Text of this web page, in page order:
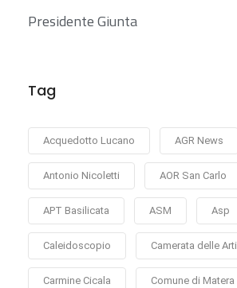
Presidente Giunta
Tag
Acquedotto Lucano AGR News
Antonio Nicoletti AOR San Carlo
APT Basilicata ASM Asp
Caleidoscopio Camerata delle Arti
Carmine Cicala Comune di Matera